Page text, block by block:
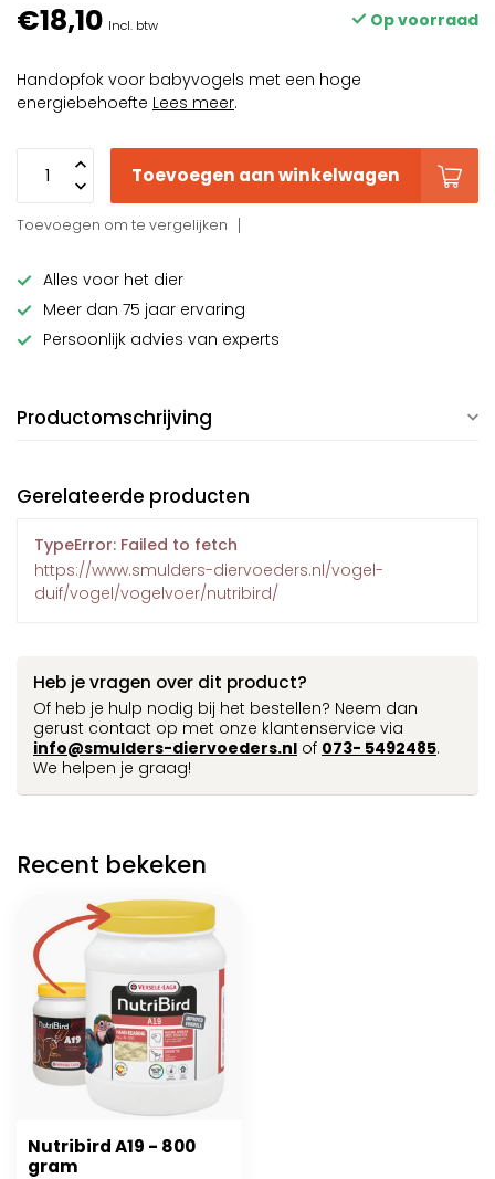
€18,10 Incl. btw Op voorraad
Handopfok voor babyvogels met een hoge
energiebehoefte Lees meer.
Toevoegen aan winkelwagen
Toevoegen om te vergelijken
Alles voor het dier
Meer dan 75 jaar ervaring
Persoonlijk advies van experts
Productomschrijving
Gerelateerde producten
TypeError: Failed to fetch
https://www.smulders-diervoeders.nl/vogel-
duif/vogel/vogelvoer/nutribird/
Heb je vragen over dit product?
Of heb je hulp nodig bij het bestellen? Neem dan
gerust contact op met onze klantenservice via
info@smulders-diervoeders.nl of 073- 5492485.
We helpen je graag!
Recent bekeken
Nutribird A19 - 800
gram